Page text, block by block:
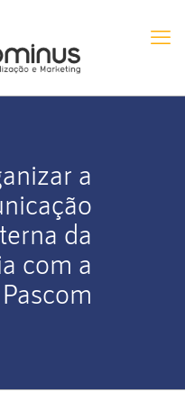
a
da
com a
Pascom